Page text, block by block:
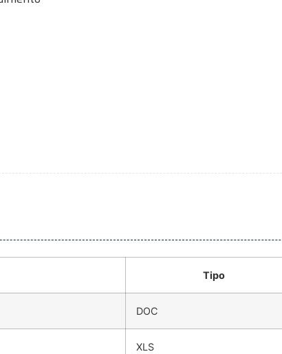
Tipo
DOC
XLS